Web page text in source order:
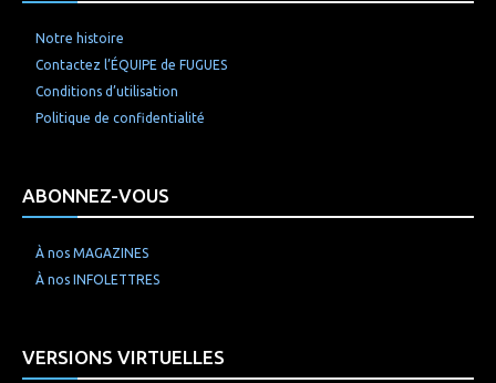
Notre histoire
Contactez l’ÉQUIPE de FUGUES
Conditions d’utilisation
Politique de confidentialité
ABONNEZ-VOUS
À nos MAGAZINES
À nos INFOLETTRES
VERSIONS VIRTUELLES